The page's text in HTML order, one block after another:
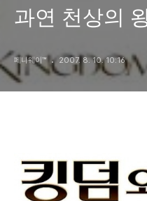
과연 천상의
페니웨이™ 2007. 8. 10. 10:16